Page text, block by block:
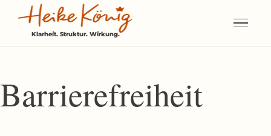
Barrierefreiheit